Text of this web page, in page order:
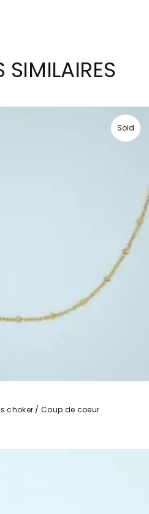
SIMILAIRES
Sold
choker
Coup de coeur